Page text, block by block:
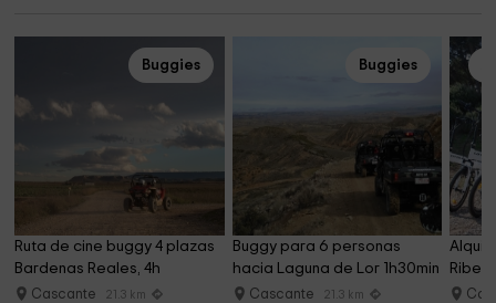
Buggies
Ruta de cine buggy 4 plazas
Bardenas Reales, 4h
Cascante 21.3 km
Buggies
Buggy para 6 personas
hacia Laguna de Lor 1h30min
Cascante 21.3 km